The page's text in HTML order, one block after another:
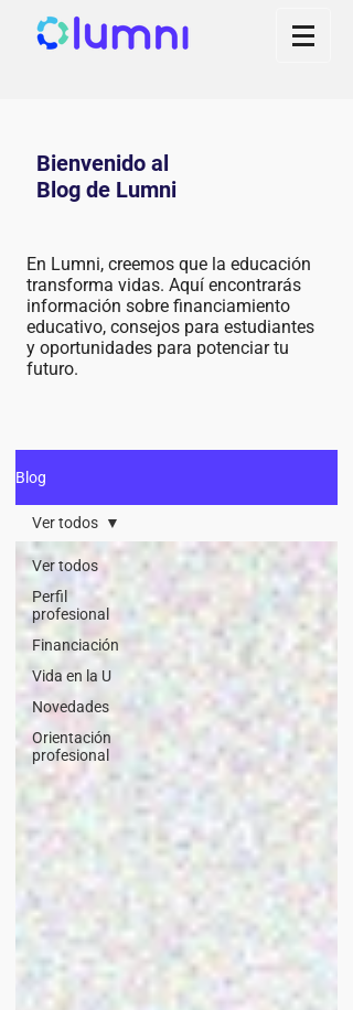
Bienvenido al
Blog de Lumni
En Lumni, creemos que la educación
transforma vidas. Aquí encontrarás
información sobre financiamiento
educativo, consejos para estudiantes
y oportunidades para potenciar tu
futuro.
Blog
Ver todos
Perfil
profesional
Financiación
Vida en la U
Novedades
Orientación
profesional
Ver todos